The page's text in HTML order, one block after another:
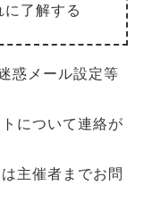
了解する
惑メール設定等
について連絡が
主催者までお問